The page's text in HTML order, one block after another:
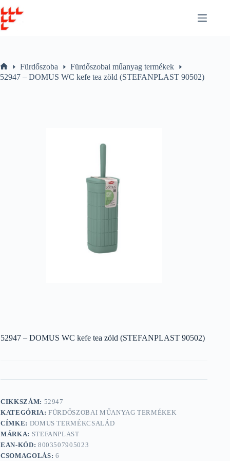
to
content
Home
Fürdőszoba
Fürdőszobai műanyag termékek
52947 – DOMUS WC kefe tea zöld (STEFANPLAST 90502)
52947 – DOMUS WC kefe tea zöld (STEFANPLAST 90502)
CIKKSZÁM: 52947
KATEGÓRIA:FÜRDŐSZOBAI MŰANYAG TERMÉKEK
CÍMKE: DOMUS TERMÉKCSALÁD
MÁRKA: STEFANPLAST
EAN-KÓD: 8003507905023
CSOMAGOLÁS: 6